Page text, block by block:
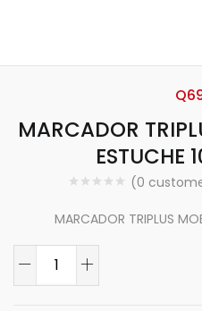
MARCADOR
ESTUCHE
(0
Q
MARCADOR TRIPLUS